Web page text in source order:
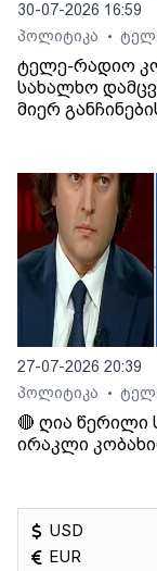
30-07-2026 16:59
პოლიტიკა
•
ტელე-რადიო
სახალხო
მიერ
27-07-2026 20:39
პოლიტიკა
•
🔴 ღია წერილი
ირაკლი
USD
EUR